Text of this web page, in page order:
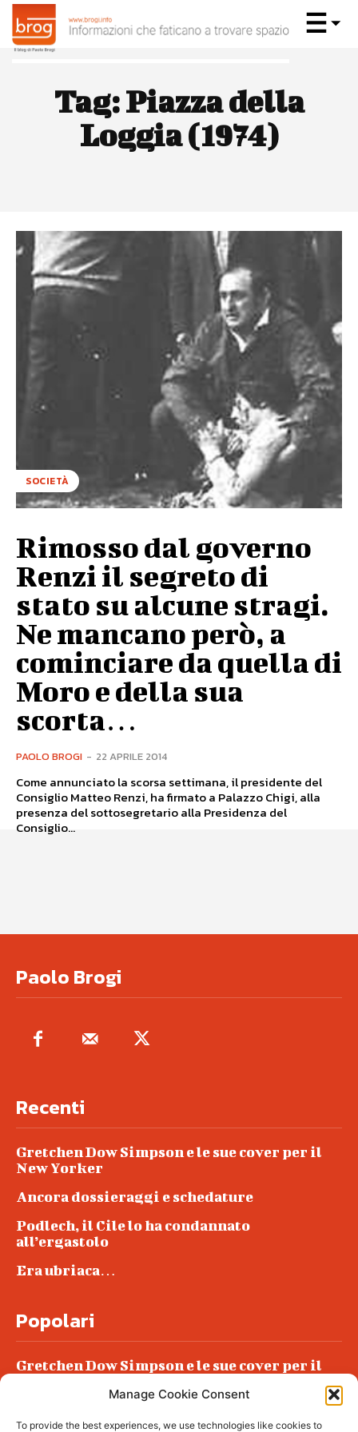
Manage Cookie Consent
To provide the best experiences, we use technologies like cookies to
Tag:Piazza della
Loggia (1974)
SOCIETÀ
Rimosso dal governo
Renzi il segreto di
stato su alcune stragi.
Ne mancano però, a
cominciare da quella di
Moro e della sua
scorta…
PAOLO BROGI - 22 APRILE 2014
Come annunciato la scorsa settimana, il presidente del
Consiglio Matteo Renzi, ha firmato a Palazzo Chigi, alla
presenza del sottosegretario alla Presidenza del
Consiglio...
Paolo Brogi
Recenti
Gretchen Dow Simpson e le sue cover per il
New Yorker
Ancora dossieraggi e schedature
Podlech, il Cile lo ha condannato
all’ergastolo
Era ubriaca…
Popolari
Gretchen Dow Simpson e le sue cover per il